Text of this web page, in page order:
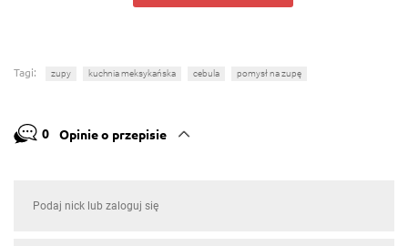
Tagi: zupy kuchnia meksykańska cebula pomysł na zupę
0 Opinie o przepisie